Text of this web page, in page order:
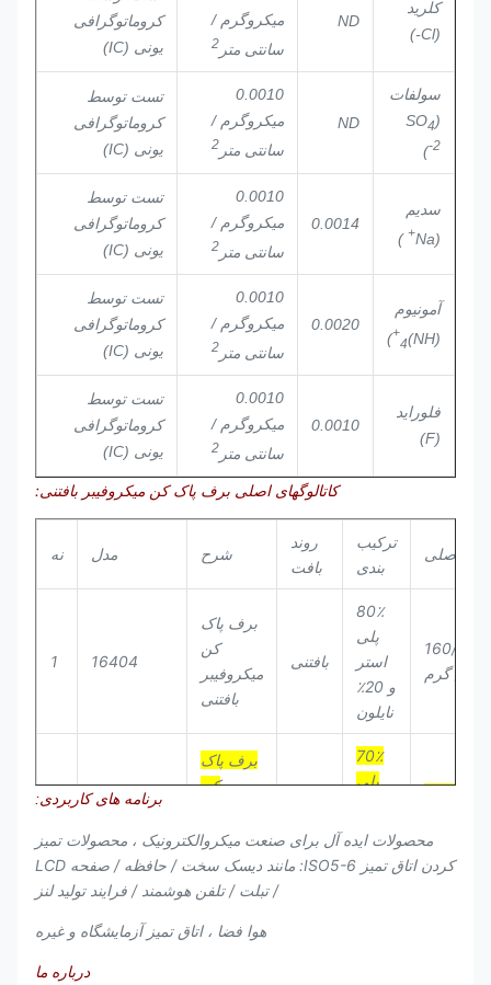
کلرید
(Cl-)
ND
میکروگرم /
سانتی متر 2
کروماتوگرافی
یونی (IC)
سولفات
(SO
4
2-
)
ND
0.0010
میکروگرم /
سانتی متر 2
تست توسط
کروماتوگرافی
یونی (IC)
سدیم
(Na
+
)
0.0014
0.0010
میکروگرم /
سانتی متر 2
تست توسط
کروماتوگرافی
یونی (IC)
آمونیوم
(NH)
4
+
)
0.0020
0.0010
میکروگرم /
سانتی متر 2
تست توسط
کروماتوگرافی
یونی (IC)
فلوراید
(F)
0.0010
0.0010
میکروگرم /
سانتی متر 2
تست توسط
کروماتوگرافی
یونی (IC)
کاتالوگهای اصلی برف پاک کن میکروفیبر بافتنی:
نه مدل شرح
روند
بافت
ترکیب
بندی
وزن اصلی
1 16404
برف پاک
کن
میکروفیبر
بافتنی
بافتنی
80٪
پلی
استر
و 20٪
نایلون
160/
گرم /
2 4009
برف پاک
کن
بافتنی
70٪
پلی
نایلون
کن
برنامه های کاربردی:
محصولات ایده آل برای صنعت میکروالکترونیک ، محصولات تمیز
کردن اتاق تمیز ISO5-6: مانند دیسک سخت / حافظه / صفحه LCD
/ تبلت / تلفن هوشمند / فرایند تولید لنز
هوا فضا ، اتاق تمیز آزمایشگاه و غیره
درباره ما